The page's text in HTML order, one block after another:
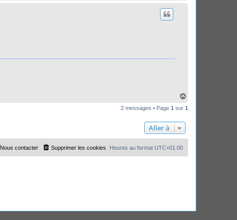
u
2 messages • Page 1 sur 1
Aller à
Heures au format UTC+01:00
Supprimer les cookies
Nous contacter